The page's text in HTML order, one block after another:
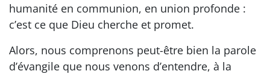
humanité en communion, en union profonde :
c’est ce que Dieu cherche et promet.
Alors, nous comprenons peut-être bien la parole
d’évangile que nous venons d’entendre, à la